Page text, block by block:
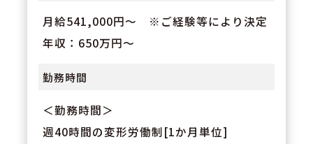
月給541,000円～ ※ご経験等により決定
年収：650万円～
勤務時間
＜勤務時間＞
週40時間の変形労働制[1か月単位]